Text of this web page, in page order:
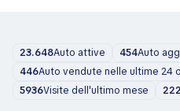
23.648Auto attive 454Auto
446Auto vendute nelle ultime 24
5936Visite dell'ultimo mese 222